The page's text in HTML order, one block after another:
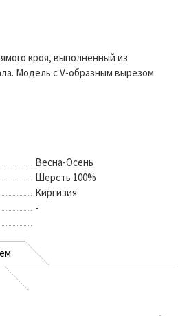
кроя, выполненный из
Модель с V-образным вырезом
Весна-Осень
Шерсть 100%
Киргизия
-